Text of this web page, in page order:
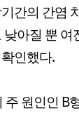
간의 간염
아질 뿐 여
인했다.
주 원인인 B